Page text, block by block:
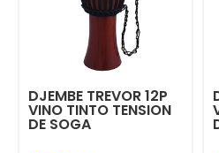
DJEMBE TREVOR 12P
VINO TINTO TENSION
DE SOGA